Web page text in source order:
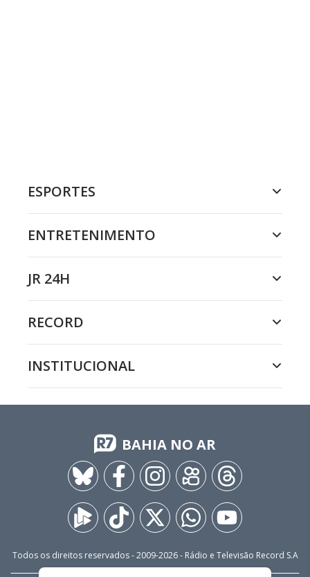
ESPORTES
ENTRETENIMENTO
JR 24H
RECORD
INSTITUCIONAL
BAHIA NO AR
Todos os direitos reservados - 2009-2026- Rádio e Televisão Record S.A